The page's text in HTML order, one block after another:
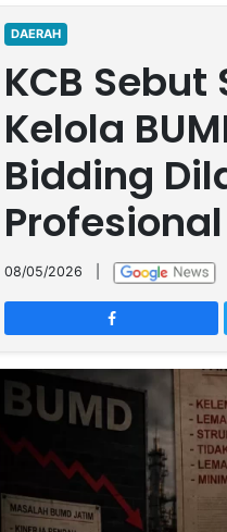
DAERAH
KCB
Kelola
Bidding
Profesional
08/05/2026